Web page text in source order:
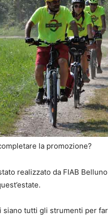
la promozione?
realizzato da FIAB
siano tutti gli strumenti per